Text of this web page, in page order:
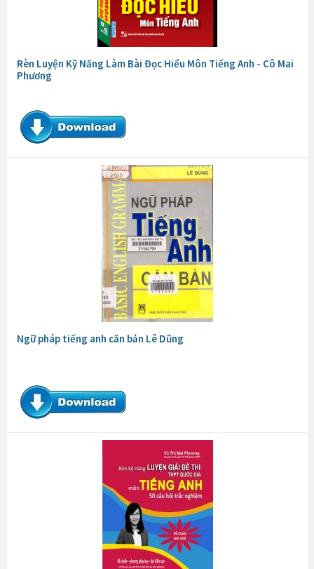
Rèn Luyện Kỹ Năng Làm Bài Đọc Hiểu Môn Tiếng Anh - Cô Mai
Phương
Ngữ pháp tiếng anh căn bản Lê Dũng